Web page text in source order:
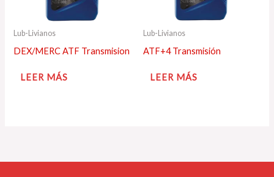
Lub-Livianos
DEX/MERC ATF Transmision
LEER MÁS
Lub-Livianos
ATF+4 Transmisión
LEER MÁS